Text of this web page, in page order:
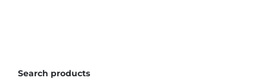
Search products